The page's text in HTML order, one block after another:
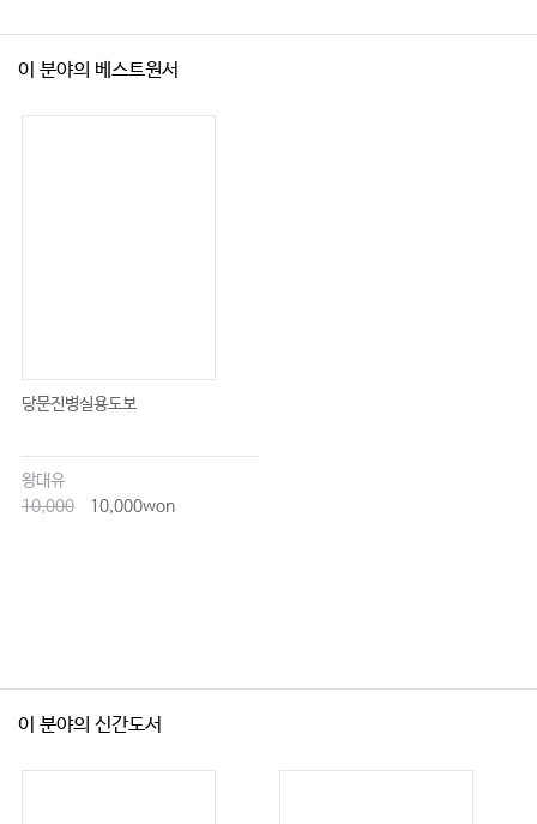
이 분야의 베스트원서
당문진병실용도보
왕대유
10,000
10,000won
이 분야의 신간도서